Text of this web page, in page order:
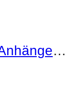
La Freja Halskette mit Anhänger 18kt Gold